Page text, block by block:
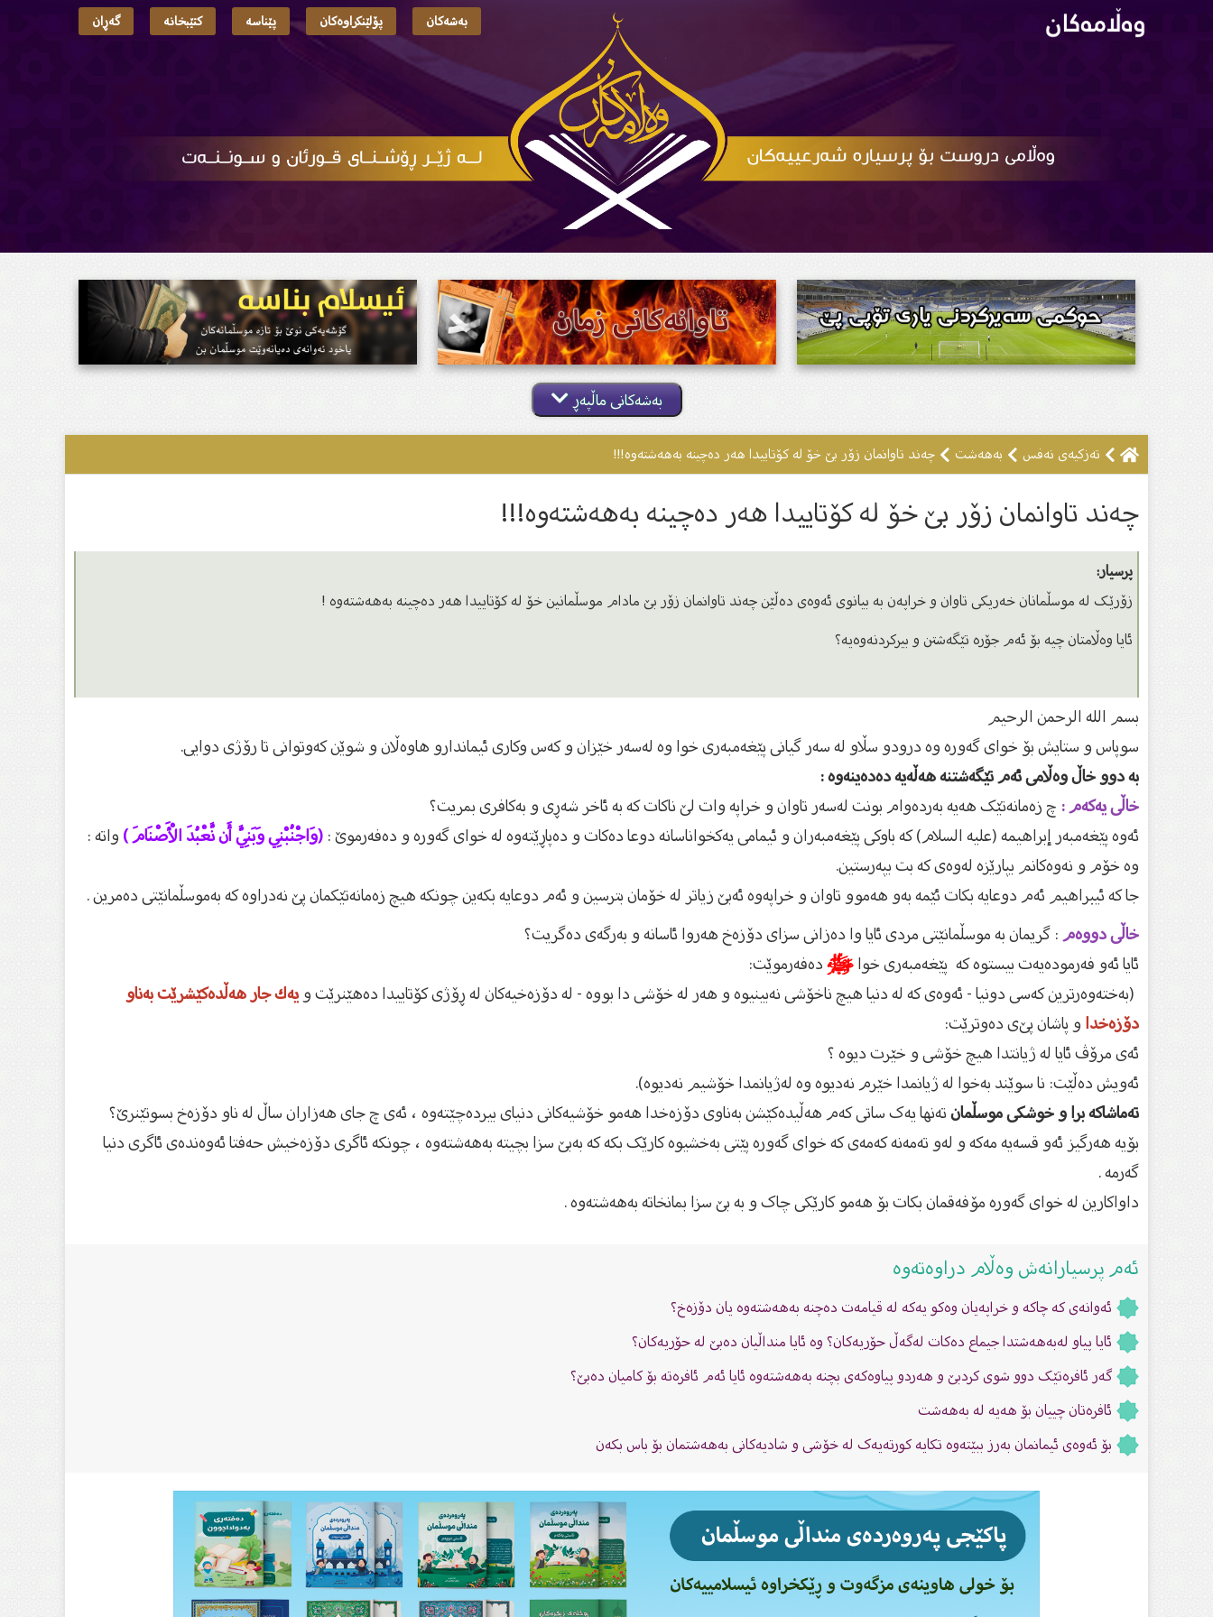
بەشەکان پۆلێنکراوەکان پێناسە کتێبخانە گەڕان
بەشەکانی ماڵپەڕ
تەزکیەى نەفس بەهەشت چەند تاوانمان زۆر بێ خۆ لە کۆتاییدا هەر دەچینە بەهەشتەوە!!!
چەند تاوانمان زۆر بێ خۆ لە کۆتاییدا هەر دەچینە بەهەشتەوە!!!
پرسیار:
زۆرێک لە موسڵمانان خەریکی تاوان و خراپەن بە بیانوی ئەوەى دەڵێن چەند تاوانمان زۆر بێ مادام موسڵمانین خۆ لە کۆتاییدا هەر دەچینە بەهەشتەوە !
ئایا وەڵامتان چیە بۆ ئەم جۆرە تێگەشتن و بیرکردنەوەیە؟
بسم الله الرحمن الرحیم
سوپاس و ستایش بۆ خواى گەورە وە درودو سڵاو لە سەر گیانى پێغەمبەرى خوا وە لەسەر خێزان و كەس وكارى ئیماندارو هاوەڵان و شوێن كەوتوانى تا رۆژى دوایى.
بە دوو خاڵ وەڵامی ئەم تێگەشتنە هەڵەیە دەدەینەوە :
خاڵی یەکەم : چ زەمانەتێک هەیە بەردەوام بونت لەسەر تاوان و خراپە وات لێ ناکات کە بە ئاخر شەڕی و بەکافری بمریت؟
ئەوە پێغەمبەر إبراهیمە (علیه السلام) کە باوکی پێغەمبەران و ئیمامى یەکخواناسانە دوعا دەکات و دەپاڕێتەوە لە خواى گەورە و دەفەرموێ :(وَاجْنُبْنِي وَبَنِيَّ أَن نَّعْبُدَ الْأَصْنَامَ )واتە :
وە خۆم و نەوەكانم بپارێزە لەوەی كە بت بپەرستین.
جا كە ئیبراهیم ئەم دوعایە بكات ئێمە بەو هەموو تاوان و خراپەوە ئەبێ زیاتر لە خۆمان بترسین و ئەم دوعایە بكەین چونکە هیچ زەمانەتێکمان پێ نەدراوە کە بەموسڵمانێتی دەمرین .
خاڵی دووەم: گریمان بە موسڵمانێتی مردی ئایا وا دەزانى سزاى دۆزەخ هەروا ئاسانە و بەرگەى دەگریت؟
ئایا ئەو فەرمودەیەت بیستوە کە پێغەمبەرى خواﷺدەفەرموێت:
(بەختەوەرترین كەسی دونیا - ئەوەى کە لە دنیا هیچ ناخۆشی نەبینیوە و هەر لە خۆشی دا بووە - لە دۆزەخیەكان لە ڕۆژی كۆتاییدا دەهێنرێت ویەك جار هەڵدەكێشرێت بەناو
دۆزەخداو پاشان پێ‌ی دەوترێت:
ئەی مرۆڤ ئایا لە ژیانتدا هیچ خۆشی و خێرت دیوە ؟
ئەویش دەڵێت: نا سوێند بەخوا لە ژیانمدا خێرم نەدیوە وە لەژیانمدا خۆشیم نەدیوە).
تەماشاکە برا و خوشکی موسڵمانتەنها یەک ساتى کەم هەڵیدەکێشن بەناوى دۆزەخدا هەمو خۆشیەکانى دنیای بیردەچێتەوە ، ئەى چ جاى هەزاران ساڵ لە ناو دۆزەخ بسوتێنرێ؟
بۆیە هەرگیز ئەو قسەیە مەکە و لەو تەمەنە کەمەى کە خواى گەورە پێتى بەخشیوە کارێک بکە کە بەبێ سزا بچیتە بەهەشتەوە ، چونکە ئاگری دۆزەخیش حەفتا ئەوەندەى ئاگری دنیا
گەرمە .
داواکارین لە خواى گەورە مۆفەقمان بکات بۆ هەمو کارێکی چاک و بە بێ سزا بمانخاتە بەهەشتەوە .
ئەم پرسیارانەش وەڵام دراوەتەوە
ئەوانەى کە چاکە و خراپەیان وەکو یەکە لە قیامەت دەچنە بەهەشتەوە یان دۆزەخ؟
ئایا پیاو لەبەهەشتدا جیماع دەکات لەگەڵ حۆریەکان؟ وە ئایا منداڵیان دەبێ لە حۆریەکان؟
گەر ئافرەتێک دوو شوى کردبێ و هەردو پیاوەکەى بچنە بەهەشتەوە ئایا ئەم ئافرەتە بۆ کامیان دەبێ؟
ئافرەتان چییان بۆ هەیە لە بەهەشت
بۆ ئەوەى ئیمانمان بەرز ببێتەوە تکایە کورتەیەک لە خۆشى و شادیەکانى بەهەشتمان بۆ باس بکەن